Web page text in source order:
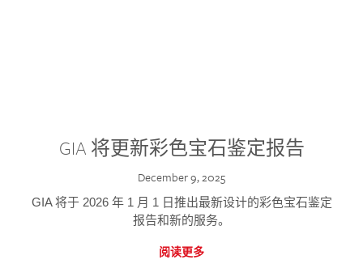
GIA 将更新彩色宝石鉴定报告
December 9, 2025
GIA 将于 2026 年 1 月 1 日推出最新设计的彩色宝石鉴定
报告和新的服务。
阅读更多